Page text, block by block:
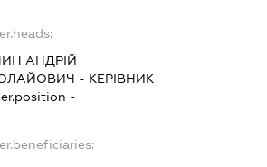
АНДРІЙ
- КЕРІВНИК
-